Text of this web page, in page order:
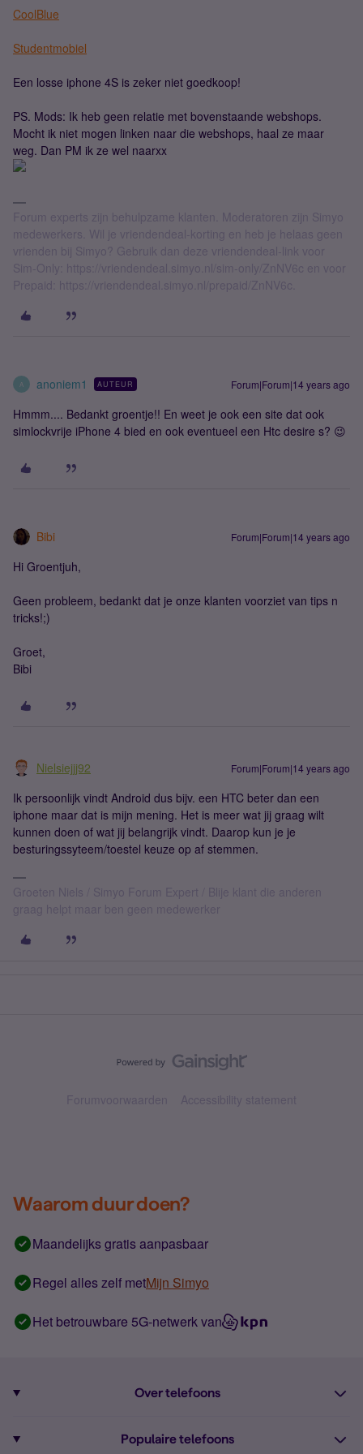
CoolBlue
Studentmobiel
Een losse iphone 4S is zeker niet goedkoop!
PS. Mods: Ik heb geen relatie met bovenstaande webshops.
Mocht ik niet mogen linken naar die webshops, haal ze maar
weg. Dan PM ik ze wel naarxx
Forum experts zijn behulpzame klanten. Moderatoren zijn Simyo
medewerkers. Wil je vriendendeal-korting en heb je helaas geen
vrienden bij Simyo? Gebruik dan deze vriendendeal-link voor
Sim-Only: https://vriendendeal.simyo.nl/sim-only/ZnNV6c en voor
Prepaid: https://vriendendeal.simyo.nl/prepaid/ZnNV6c.
A anoniem1 AUTEUR Forum|Forum|14 years ago
Hmmm.... Bedankt groentje!! En weet je ook een site dat ook
simlockvrije iPhone 4 bied en ook eventueel een Htc desire s? 😉
Bibi Forum|Forum|14 years ago
Hi Groentjuh,
Geen probleem, bedankt dat je onze klanten voorziet van tips n
tricks!;)
Groet,
Bibi
Nielsiejjj92 Forum|Forum|14 years ago
Ik persoonlijk vindt Android dus bijv. een HTC beter dan een
iphone maar dat is mijn mening. Het is meer wat jij graag wilt
kunnen doen of wat jij belangrijk vindt. Daarop kun je je
besturingssyteem/toestel keuze op af stemmen.
Groeten Niels / Simyo Forum Expert / Blije klant die anderen
graag helpt maar ben geen medewerker
Forumvoorwaarden Accessibility statement
Waarom duur doen?
Maandelijks gratis aanpasbaar
Regel alles zelf metMijn Simyo
Het betrouwbare 5G-netwerk van
Over telefoons
Populaire telefoons